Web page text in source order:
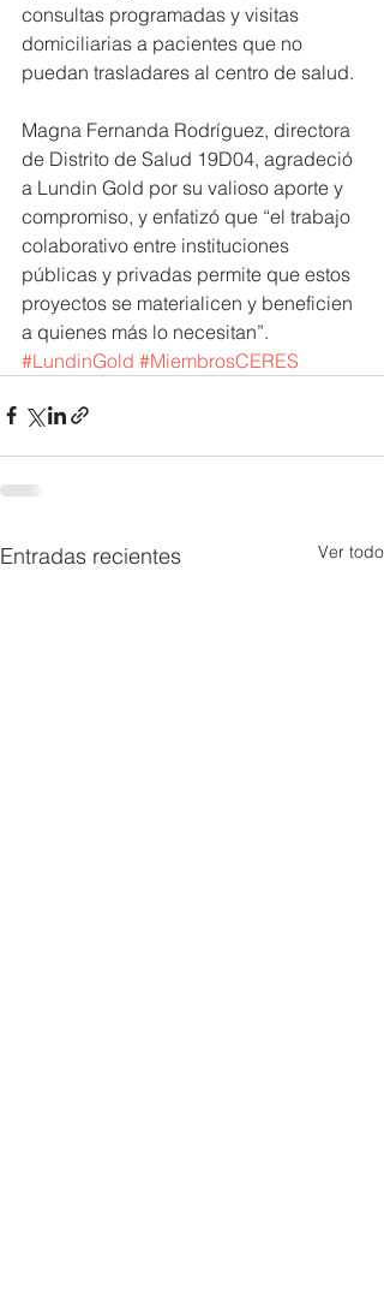
consultas programadas y visitas
domiciliarias a pacientes que no
puedan trasladares al centro de salud.
Magna Fernanda Rodríguez, directora
de Distrito de Salud 19D04, agradeció
a Lundin Gold por su valioso aporte y
compromiso, y enfatizó que “el trabajo
colaborativo entre instituciones
públicas y privadas permite que estos
proyectos se materialicen y beneficien
a quienes más lo necesitan”.
#LundinGold #MiembrosCERES
Entradas recientes Ver todo